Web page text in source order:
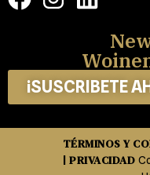
¡SUSCRIBETE
TÉRMINOS Y
PRIVACIDAD